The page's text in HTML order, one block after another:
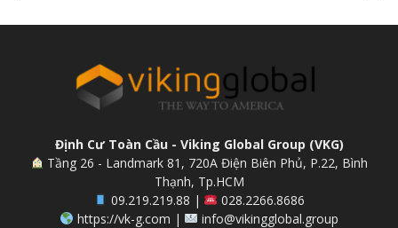
Định Cư Toàn Cầu - Viking Global Group (VKG)
Tầng 26 - Landmark 81, 720A Điện Biên Phủ, P.22, Bình
Thạnh, Tp.HCM
09.219.219.88 |
028.2266.8686
https://vk-g.com |
info@vikingglobal.group